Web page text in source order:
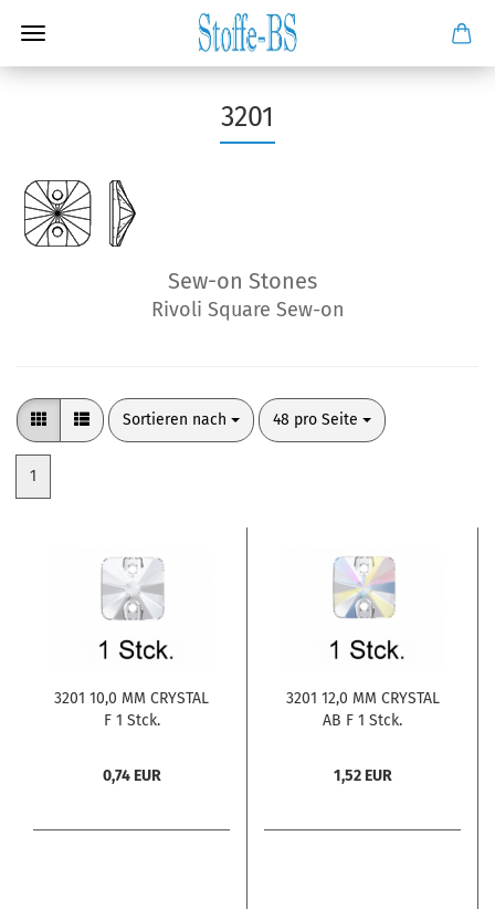
3201
Sew-on Stones
Rivoli Square Sew-on
Sortieren nach
Sortieren nach 48 pro Seite
pro Seite
1
3201 10,0 MM CRYSTAL
F 1 Stck.
0,74 EUR
3201 12,0 MM CRYSTAL
AB F 1 Stck.
1,52 EUR